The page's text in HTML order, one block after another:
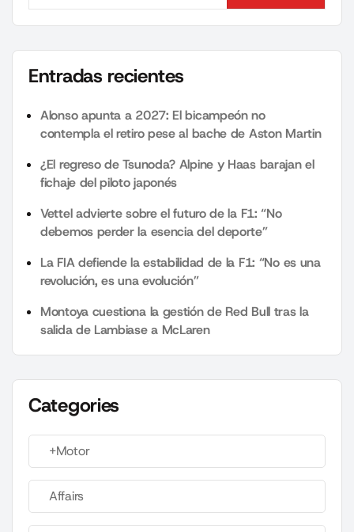
Search
Entradas recientes
Alonso apunta a 2027: El bicampeón no
contempla el retiro pese al bache de Aston Martin
¿El regreso de Tsunoda? Alpine y Haas barajan el
fichaje del piloto japonés
Vettel advierte sobre el futuro de la F1: “No
debemos perder la esencia del deporte”
La FIA defiende la estabilidad de la F1: “No es una
revolución, es una evolución”
Montoya cuestiona la gestión de Red Bull tras la
salida de Lambiase a McLaren
Categories
+Motor
Affairs